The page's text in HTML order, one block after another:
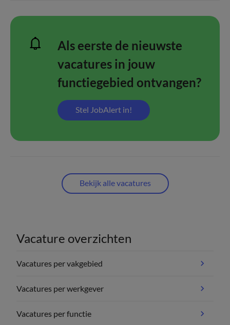
Als eerste de nieuwste
vacatures in jouw
functiegebied ontvangen?
Stel JobAlert in!
Bekijk alle vacatures
Vacature overzichten
Vacatures per vakgebied
Vacatures per werkgever
Vacatures per functie